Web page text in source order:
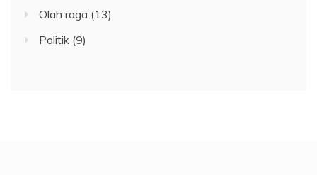
Olah raga (13)
Politik (9)